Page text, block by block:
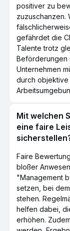
positiver zu
zuzuschanzen.
gefährdet die
Talente trotz
Beförderungen
Unternehmen
durch objektive
Mit welchen
eine faire
Faire
bloßer
"Management
setzen, bei
stehen.
helfen dabei,
erhöhen.